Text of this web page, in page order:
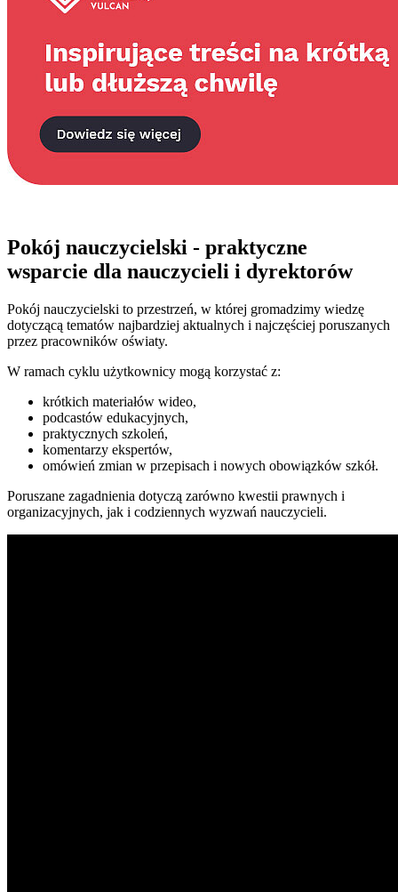
Pokój nauczycielski - praktyczne
wsparcie dla nauczycieli i dyrektorów
Pokój nauczycielski to przestrzeń, w której gromadzimy wiedzę
dotyczącą tematów najbardziej aktualnych i najczęściej poruszanych
przez pracowników oświaty.
W ramach cyklu użytkownicy mogą korzystać z:
krótkich materiałów wideo,
podcastów edukacyjnych,
praktycznych szkoleń,
komentarzy ekspertów,
omówień zmian w przepisach i nowych obowiązków szkół.
Poruszane zagadnienia dotyczą zarówno kwestii prawnych i
organizacyjnych, jak i codziennych wyzwań nauczycieli.